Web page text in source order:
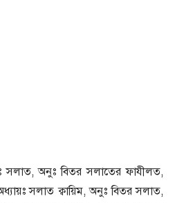
সলাত, অনুঃ বিতর সলাতের ফাযীলত,
সলাত ক্বায়িম, অনুঃ বিতর সলাত,